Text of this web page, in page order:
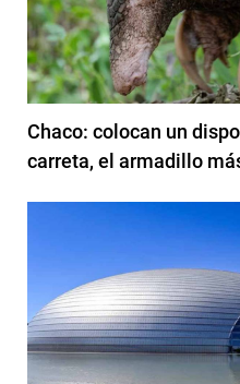
Chaco: colocan un
carreta, el armadillo